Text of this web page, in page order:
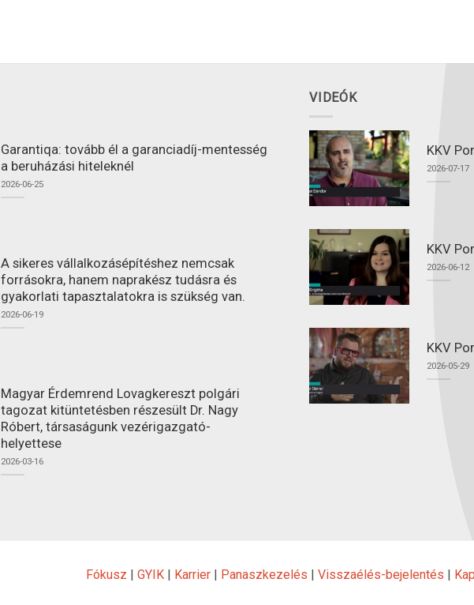
Garantiqa: tovább él a garanciadíj-mentesség
a beruházási hiteleknél
2026-06-25
A sikeres vállalkozásépítéshez nemcsak
forrásokra, hanem naprakész tudásra és
gyakorlati tapasztalatokra is szükség van.
2026-06-19
Magyar Érdemrend Lovagkereszt polgári
tagozat kitüntetésben részesült Dr. Nagy
Róbert, társaságunk vezérigazgató-
helyettese
2026-03-16
VIDEÓK
KKV
2026-07-17
KKV
2026-06-12
KKV
2026-05-29
Fókusz GYIK| Karrier| Panaszkezelés Visszaélés-bejelentés